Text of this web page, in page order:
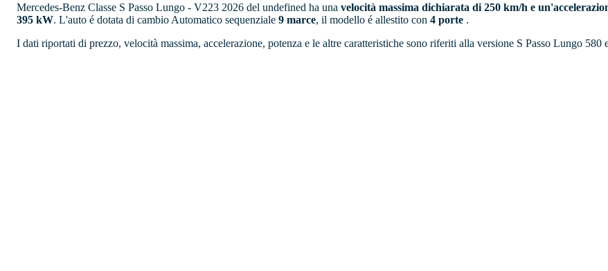
Mercedes-Benz Classe S Passo Lungo - V223 2026 del undefined ha una velocità massima dichiarata di 250 km/h e
395 kW. L'auto é dotata di cambio Automatico sequenziale 9 marce, il modello é allestito con 4 porte .
I dati riportati di prezzo, velocità massima, accelerazione, potenza e le altre caratteristiche sono riferiti alla versione S Passo Lungo 580